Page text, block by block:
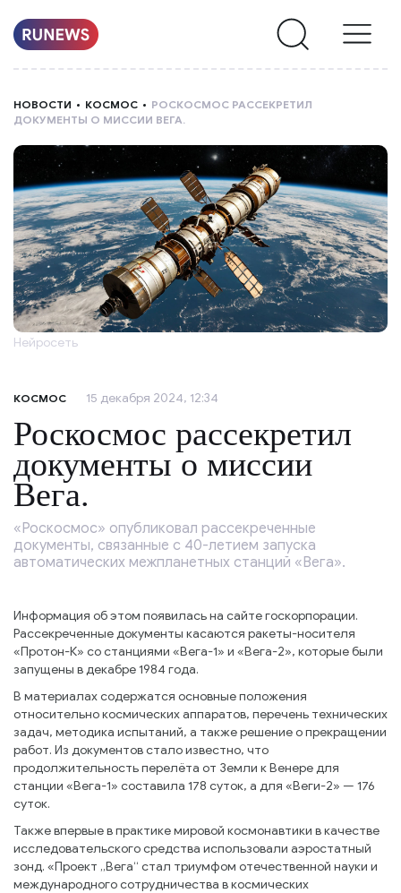
О
НАС
НОВОСТИ КОСМОС
РОСКОСМОС РАССЕКРЕТИЛ
ДОКУМЕНТЫ О МИССИИ ВЕГА.
Нейросеть
КОСМОС 15 декабря 2024, 12:34
Роскосмос рассекретил
документы о миссии
Вега.
«Роскосмос» опубликовал рассекреченные
документы, связанные с 40-летием запуска
автоматических межпланетных станций «Вега».
Информация об этом появилась на сайте госкорпорации.
Рассекреченные документы касаются ракеты-носителя
«Протон-К» со станциями «Вега-1» и «Вега-2», которые были
запущены в декабре 1984 года.
В материалах содержатся основные положения
относительно космических аппаратов, перечень технических
задач, методика испытаний, а также решение о прекращении
работ. Из документов стало известно, что
продолжительность перелёта от Земли к Венере для
станции «Вега-1» составила 178 суток, а для «Веги-2» — 176
суток.
Также впервые в практике мировой космонавтики в качестве
исследовательского средства использовали аэростатный
зонд. «Проект „Вега“ стал триумфом отечественной науки и
международного сотрудничества в космических